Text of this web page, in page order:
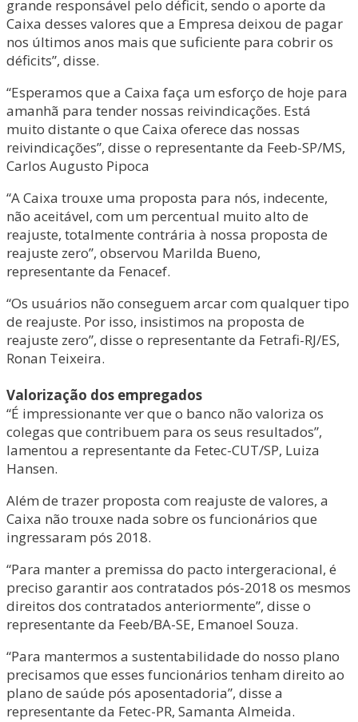
grande responsável pelo déficit, sendo o aporte da
Caixa desses valores que a Empresa deixou de pagar
nos últimos anos mais que suficiente para cobrir os
déficits”, disse.
“Esperamos que a Caixa faça um esforço de hoje para
amanhã para tender nossas reivindicações. Está
muito distante o que Caixa oferece das nossas
reivindicações”, disse o representante da Feeb-SP/MS,
Carlos Augusto Pipoca
“A Caixa trouxe uma proposta para nós, indecente,
não aceitável, com um percentual muito alto de
reajuste, totalmente contrária à nossa proposta de
reajuste zero”, observou Marilda Bueno,
representante da Fenacef.
“Os usuários não conseguem arcar com qualquer tipo
de reajuste. Por isso, insistimos na proposta de
reajuste zero”, disse o representante da Fetrafi-RJ/ES,
Ronan Teixeira.
Valorização dos empregados
“É impressionante ver que o banco não valoriza os
colegas que contribuem para os seus resultados”,
lamentou a representante da Fetec-CUT/SP, Luiza
Hansen.
Além de trazer proposta com reajuste de valores, a
Caixa não trouxe nada sobre os funcionários que
ingressaram pós 2018.
“Para manter a premissa do pacto intergeracional, é
preciso garantir aos contratados pós-2018 os mesmos
direitos dos contratados anteriormente”, disse o
representante da Feeb/BA-SE, Emanoel Souza.
“Para mantermos a sustentabilidade do nosso plano
precisamos que esses funcionários tenham direito ao
plano de saúde pós aposentadoria”, disse a
representante da Fetec-PR, Samanta Almeida.